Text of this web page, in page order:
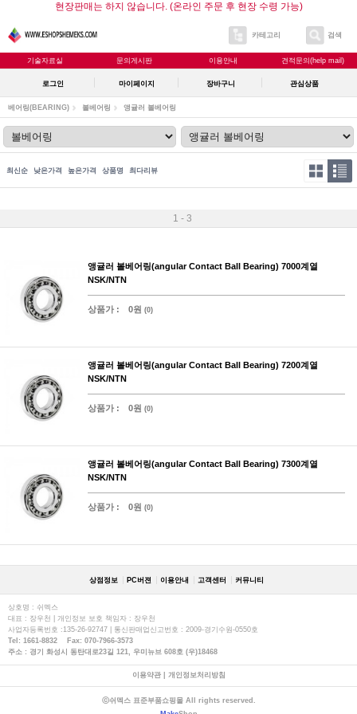
현장판매는 하지 않습니다. (온라인 주문 후 현장 수령 가능)
카테고리 검색
기술자료실 문의게시판 이용안내 견적문의(help mail)
로그인 마이페이지 장바구니 관심상품
베어링(BEARING) 볼베어링 앵귤러 볼베어링
최신순 낮은가격 높은가격 상품명 최다리뷰
1 - 3
앵귤러 볼베어링(angular Contact Ball Bearing) 7000계열
NSK/NTN
상품가 : 0원 (0)
앵귤러 볼베어링(angular Contact Ball Bearing) 7200계열
NSK/NTN
상품가 : 0원 (0)
앵귤러 볼베어링(angular Contact Ball Bearing) 7300계열
NSK/NTN
상품가 : 0원 (0)
상점정보 PC버젼 이용안내 고객센터 커뮤니티
상호명 : 쉬멕스
대표 : 장우천 | 개인정보 보호 책임자 : 장우천
사업자등록번호 :135-26-92747 | 통신판매업신고번호 : 2009-경기수원-0550호
Tel: 1661-8832 Fax: 070-7966-3573
주소 : 경기 화성시 동탄대로23길 121, 우미뉴브 608호 (우)18468
이용약관| 개인정보처리방침
ⓒ쉬멕스 표준부품쇼핑몰 All rights reserved.